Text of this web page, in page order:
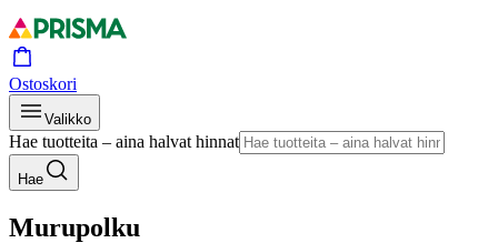
Ostoskori
Valikko
Hae tuotteita – aina halvat hinnat
Hae
Murupolku